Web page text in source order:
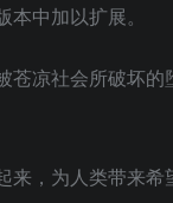
中加以扩展。
苍凉社会所破坏的
，为人类带来希